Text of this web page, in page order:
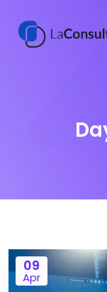
09
Apr